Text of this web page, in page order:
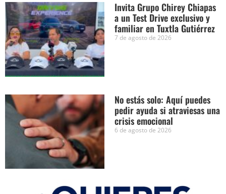
Invita Grupo Chirey Chiapas
a un Test Drive exclusivo y
familiar en Tuxtla Gutiérrez
7 de agosto de 2026
No estás solo: Aquí puedes
pedir ayuda si atraviesas una
crisis emocional
6 de agosto de 2026